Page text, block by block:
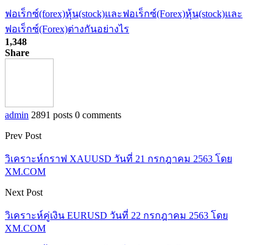
ฟอเร็กซ์(forex)หุ้น(stock)และฟอเร็กซ์(Forex)หุ้น(stock)และ
ฟอเร็กซ์(Forex)ต่างกันอย่างไร
1,348
Share
admin 2891 posts 0 comments
Prev Post
วิเคราะห์กราฟ XAUUSD วันที่ 21 กรกฎาคม 2563 โดย
XM.COM
Next Post
วิเคราะห์คู่เงิน EURUSD วันที่ 22 กรกฎาคม 2563 โดย
XM.COM